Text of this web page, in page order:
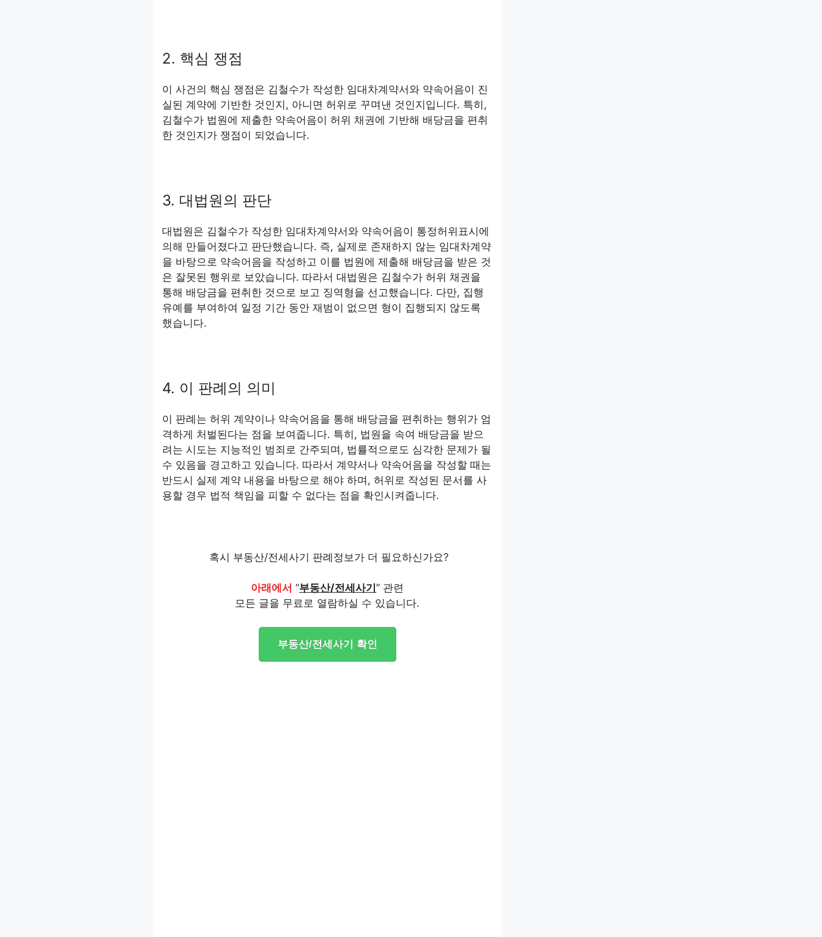
2. 핵심 쟁점
이 사건의 핵심 쟁점은 김철수가 작성한 임대차계약서와 약속어음이 진
실된 계약에 기반한 것인지, 아니면 허위로 꾸며낸 것인지입니다. 특히,
김철수가 법원에 제출한 약속어음이 허위 채권에 기반해 배당금을 편취
한 것인지가 쟁점이 되었습니다.
3. 대법원의 판단
대법원은 김철수가 작성한 임대차계약서와 약속어음이 통정허위표시에
의해 만들어졌다고 판단했습니다. 즉, 실제로 존재하지 않는 임대차계약
을 바탕으로 약속어음을 작성하고 이를 법원에 제출해 배당금을 받은 것
은 잘못된 행위로 보았습니다. 따라서 대법원은 김철수가 허위 채권을
통해 배당금을 편취한 것으로 보고 징역형을 선고했습니다. 다만, 집행
유예를 부여하여 일정 기간 동안 재범이 없으면 형이 집행되지 않도록
했습니다.
4. 이 판례의 의미
이 판례는 허위 계약이나 약속어음을 통해 배당금을 편취하는 행위가 엄
격하게 처벌된다는 점을 보여줍니다. 특히, 법원을 속여 배당금을 받으
려는 시도는 지능적인 범죄로 간주되며, 법률적으로도 심각한 문제가 될
수 있음을 경고하고 있습니다. 따라서 계약서나 약속어음을 작성할 때는
반드시 실제 계약 내용을 바탕으로 해야 하며, 허위로 작성된 문서를 사
용할 경우 법적 책임을 피할 수 없다는 점을 확인시켜줍니다.
혹시 부동산/전세사기 판례정보가 더 필요하신가요?
아래에서 “부동산/전세사기” 관련
모든 글을 무료로 열람하실 수 있습니다.
부동산/전세사기 확인